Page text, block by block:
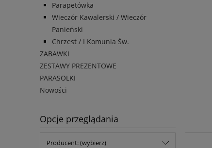
Parapetówka
Wieczór Kawalerski / Wieczór
Panieński
Chrzest / I Komunia Św.
ZABAWKI
ZESTAWY PREZENTOWE
PARASOLKI
Nowości
Opcje przeglądania
Producent: (wybierz)